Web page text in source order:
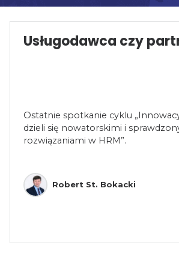
Usługodawca czy
Ostatnie spotkanie cyklu
dzieli się nowatorskimi i
rozwiązaniami w HRM”.
Robert St. Bokacki